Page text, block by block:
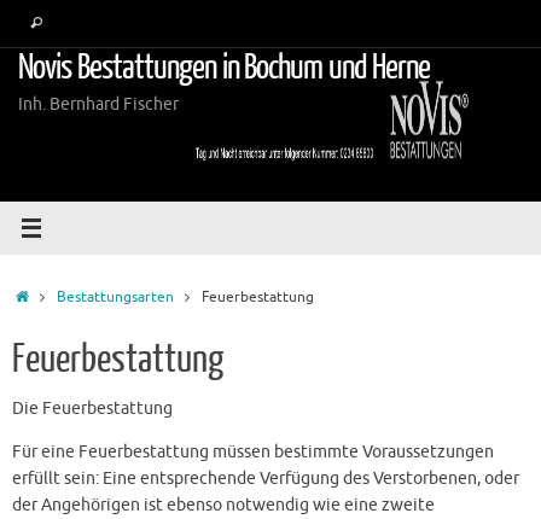
springen
Suchen
Novis Bestattungen in Bochum und Herne
Inh. Bernhard Fischer
Startseite
Bestattungsarten Feuerbestattung
Feuerbestattung
Die Feuerbestattung
Für eine Feuerbestattung müssen bestimmte Voraussetzungen
erfüllt sein: Eine entsprechende Verfügung des Verstorbenen, oder
der Angehörigen ist ebenso notwendig wie eine zweite